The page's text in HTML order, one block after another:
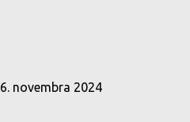
6. novembra 2024